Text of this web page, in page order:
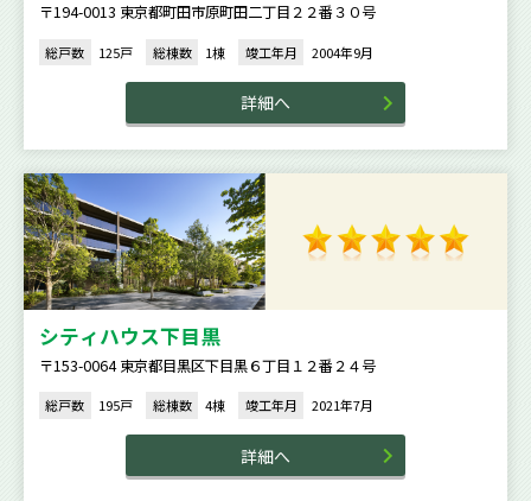
〒194-0013 東京都町田市原町田二丁目２２番３０号
総戸数 125戸 総棟数 1棟 竣工年月 2004年9月
詳細へ
シティハウス下目黒
〒153-0064 東京都目黒区下目黒６丁目１２番２４号
総戸数 195戸 総棟数 4棟 竣工年月 2021年7月
詳細へ